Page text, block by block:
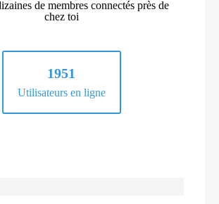
de membres connectés près de
chez toi
1951
Utilisateurs en ligne